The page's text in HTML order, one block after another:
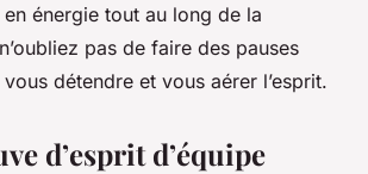
énergie tout au long de la
pas de faire des pauses
détendre et vous aérer l’esprit.
d’esprit d’équipe